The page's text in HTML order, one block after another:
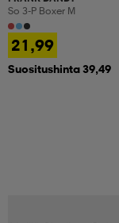
So 3-P Boxer M
21,99
Suositushinta 39,49